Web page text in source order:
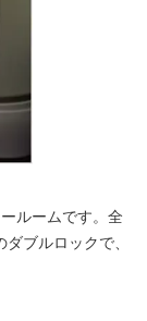
ルームです。全
ブルロックで、